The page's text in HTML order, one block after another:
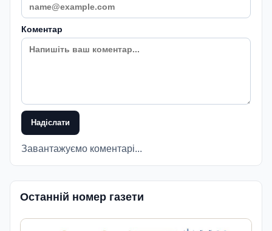
Коментар
Надіслати
Завантажуємо коментарі...
Останній номер газети